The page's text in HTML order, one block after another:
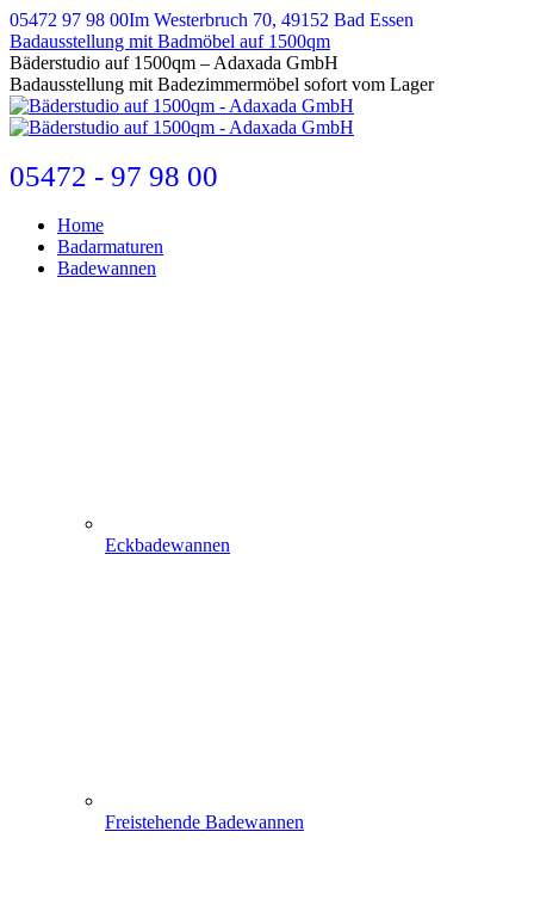
Zum
Inhalt
springen
05472 97 98 00Im Westerbruch 70, 49152 Bad Essen
Badausstellung mit Badmöbel auf 1500qm
E-
Mail
page
opens
new
window
Bäderstudio auf 1500qm – Adaxada GmbH
Badausstellung mit Badezimmermöbel sofort vom Lager
05472 - 97 98 00
Home
Badarmaturen
Badewannen
Eckbadewannen
Freistehende Badewannen